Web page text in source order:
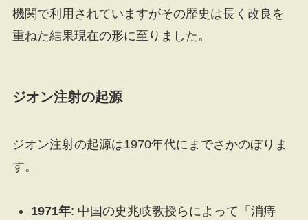
機関で利用されていますがその歴史は長く改良を
重ねた結果現在の形に至りました。
ジオン注射の起源
ジオン注射の起源は1970年代にまでさかのぼりま
す。
1971年: 中国の史兆岐教授らによって「消痔